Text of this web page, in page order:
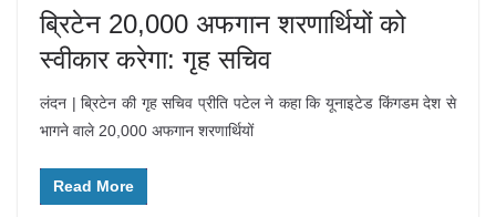
ब्रिटेन 20,000 अफगान शरणार्थियों को
स्वीकार करेगा: गृह सचिव
लंदन | ब्रिटेन की गृह सचिव प्रीति पटेल ने कहा कि यूनाइटेड किंगडम देश से
भागने वाले 20,000 अफगान शरणार्थियों
Read More